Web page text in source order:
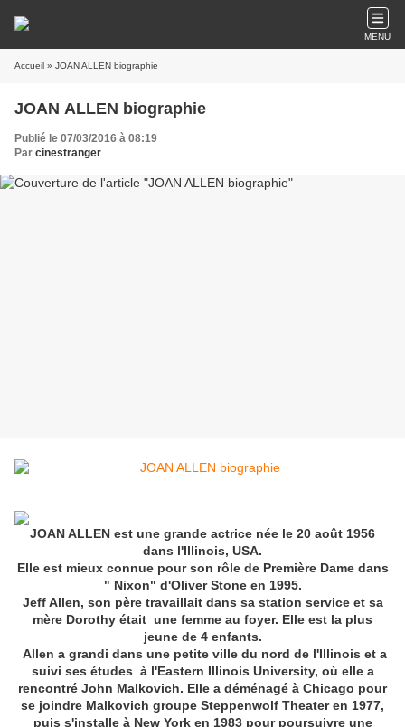
MENU
Accueil » JOAN ALLEN biographie
JOAN ALLEN biographie
Publié le 07/03/2016 à 08:19
Par cinestranger
JOAN ALLEN est une grande actrice née le 20 août 1956
dans l'Illinois, USA.
Elle est mieux connue pour son rôle de Première Dame dans
" Nixon" d'Oliver Stone en 1995.
Jeff Allen, son père travaillait dans sa station service et sa
mère Dorothy était une femme au foyer. Elle est la plus
jeune de 4 enfants.
Allen a grandi dans une petite ville du nord de l'Illinois et a
suivi ses études à l'Eastern Illinois University, où elle a
rencontré John Malkovich. Elle a déménagé à Chicago pour
se joindre Malkovich groupe Steppenwolf Theater en 1977,
puis s'installe à New York en 1983 pour poursuivre une